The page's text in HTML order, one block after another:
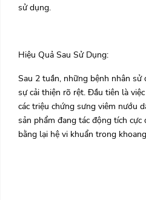
sử dụng.
Hiệu Quả Sau Sử Dụng:
Sau 2 tuần, những bệnh nhân
sự cải thiện rõ rệt. Đầu tiên là
các triệu chứng sưng viêm nướu
sản phẩm đang tác động tích
bằng lại hệ vi khuẩn trong